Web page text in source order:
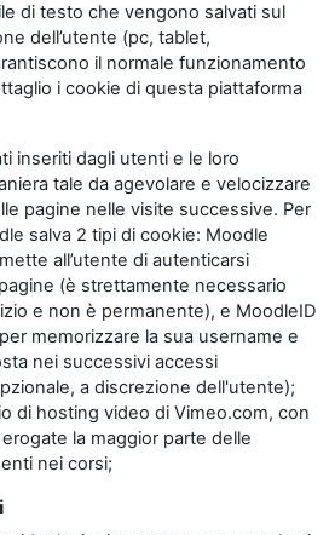
di testo che vengono salvati sul
dell’utente (pc, tablet,
il normale funzionamento
i cookie di questa piattaforma
inseriti dagli utenti e le loro
tale da agevolare e velocizzare
pagine nelle visite successive. Per
salva 2 tipi di cookie: Moodle
all’utente di autenticarsi
(è strettamente necessario
e non è permanente), e MoodleID
memorizzare la sua username e
nei successivi accessi
a discrezione dell'utente);
di hosting video di Vimeo.com, con
la maggior parte delle
nei corsi;